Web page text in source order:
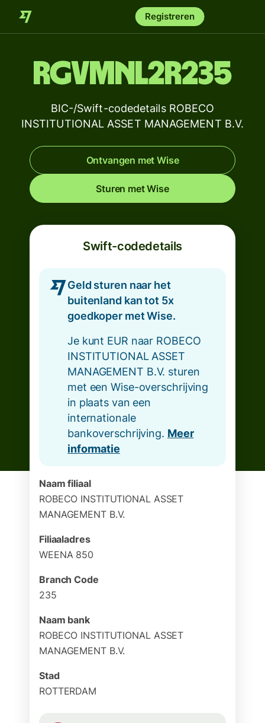
Registreren
RGVMNL2R235
BIC-/Swift-codedetails ROBECO
INSTITUTIONAL ASSET MANAGEMENT B.V.
Ontvangen met Wise
Sturen met Wise
Swift-codedetails
Geld sturen naar het
buitenland kan tot 5x
goedkoper met Wise.
Je kunt EUR naar ROBECO
INSTITUTIONAL ASSET
MANAGEMENT B.V. sturen
met een Wise-overschrijving
in plaats van een
internationale
bankoverschrijving. Meer
informatie
Naam filiaal
ROBECO INSTITUTIONAL ASSET
MANAGEMENT B.V.
Filiaaladres
WEENA 850
Branch Code
235
Naam bank
ROBECO INSTITUTIONAL ASSET
MANAGEMENT B.V.
Stad
ROTTERDAM